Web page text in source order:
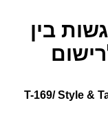
בין
T-169/ Style &